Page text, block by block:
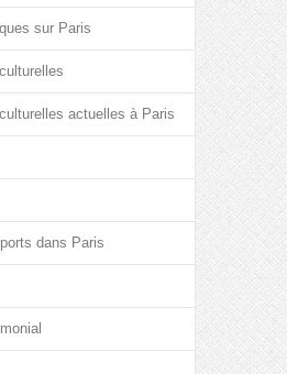
sur Paris
actuelles à Paris
dans Paris